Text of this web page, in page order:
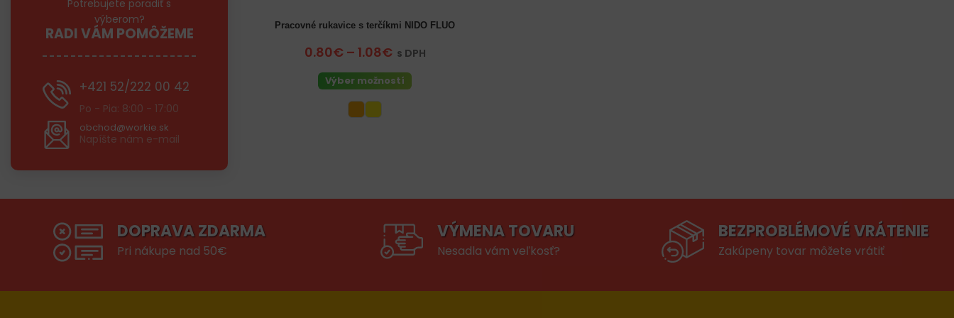
Potrebujete poradiť s
výberom?
RADI VÁM POMÔŽEME
+421 52/222 00 42
Po - Pia: 8:00 - 17:00
obchod@workie.sk
Napíšte nám e-mail
10-XL 7-S 8-M 9-L S M XL
Pracovné rukavice s terčíkmi NIDO FLUO
0.80€ – 1.08€ s DPH
Výber možností
DOPRAVA ZDARMA
Pri nákupe nad 50€
VÝMENA TOVARU
Nesadla vám veľkosť?
BEZPROBLÉMOVÉ VRÁTENIE
Zakúpeny tovar môžete vrátiť